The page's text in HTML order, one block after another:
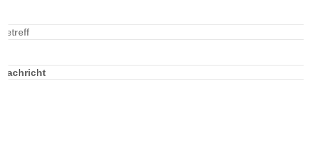
Betreff
Nachricht